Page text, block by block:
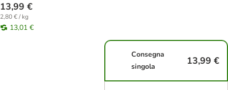
13,99 €
2,80 € / kg
13,01 €
Consegna
singola
13,99 €